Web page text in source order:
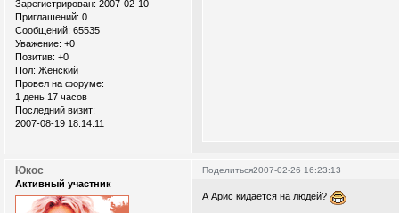
Зарегистрирован: 2007-02-10
Приглашений: 0
Сообщений: 65535
Уважение: +0
Позитив: +0
Пол: Женский
Провел на форуме:
1 день 17 часов
Последний визит:
2007-08-19 18:14:11
Поделиться2007-02-26 16:23:13
Юкос
Активный участник
А Арис кидается на людей?